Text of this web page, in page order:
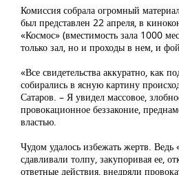
Комиссия собрала огромный
был представлен 22 апреля, в
«Космос» (вместимость зала 1000
только зал, но и проходы в нем, и
«Все свидетельства аккуратно, как
собирались в ясную картину
Сатаров. – Я увидел массовое,
провокационное беззаконие,
властью.
Чудом удалось избежать жертв. Ведь
сдавливали толпу, закупоривая ее,
ответные действия, внедряли